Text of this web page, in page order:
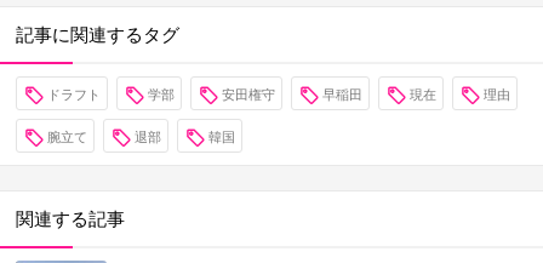
記事に関連するタグ
ドラフト 学部 安田権守 早稲田 現在 理由
腕立て 退部 韓国
関連する記事